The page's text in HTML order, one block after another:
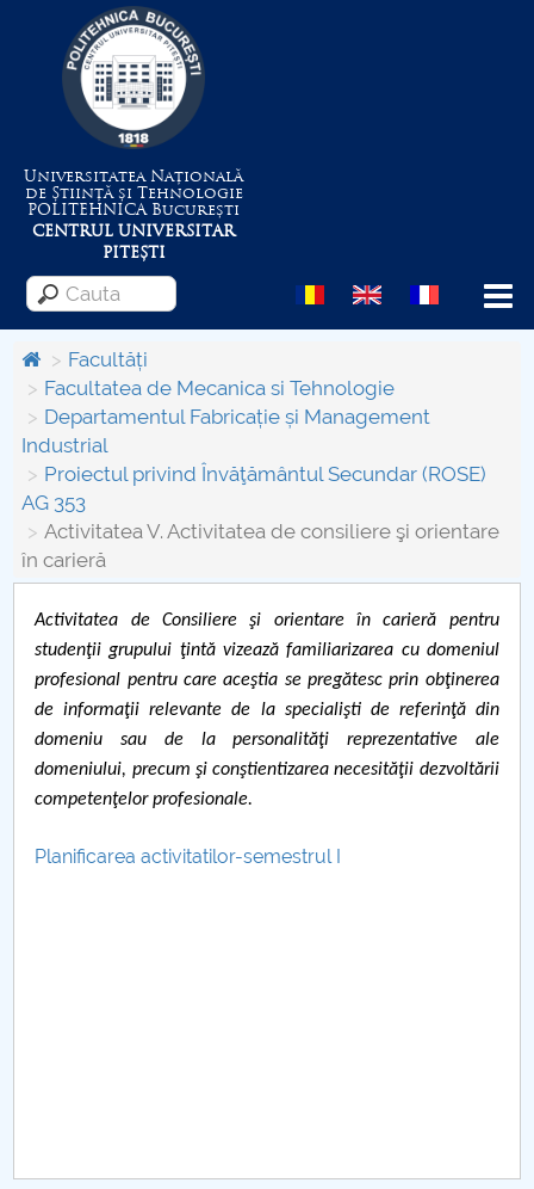
Universitatea Națională
de Știință și Tehnologie
POLITEHNICABucurești
CENTRUL UNIVERSITAR
PITEȘTI
Menu
Despre Universitate
Centrul de Management al Proiectelor
Consiliul de Administratie
Admitere
Români de pretutindeni - ADMITERE
Senat
Proiect PRIM STUD
Facultăți
Facultatea de Mecanica si Tehnologie
Departamentul Fabricație și Management
Industrial
Proiectul privind Învăţământul Secundar (ROSE)
AG 353
Activitatea V. Activitatea de consiliere şi orientare
în carieră
Activitatea de Consiliere şi orientare în carieră pentru
studenţii grupului ţintă vizează familiarizarea cu domeniul
profesional pentru care aceştia se pregătesc prin obţinerea
de informaţii relevante de la specialişti de referinţă din
domeniu sau de la personalităţi reprezentative ale
domeniului, precum şi conştientizarea necesităţii dezvoltării
competenţelor profesionale.
Planificarea activitatilor-semestrul I